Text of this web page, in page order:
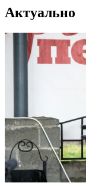
Актуально